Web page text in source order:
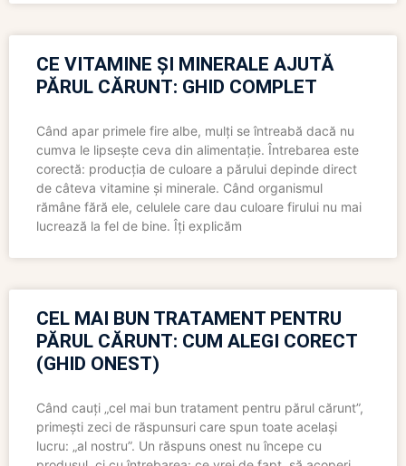
CE VITAMINE ȘI MINERALE AJUTĂ
PĂRUL CĂRUNT: GHID COMPLET
Când apar primele fire albe, mulți se întreabă dacă nu
cumva le lipsește ceva din alimentație. Întrebarea este
corectă: producția de culoare a părului depinde direct
de câteva vitamine și minerale. Când organismul
rămâne fără ele, celulele care dau culoare firului nu mai
lucrează la fel de bine. Îți explicăm
CEL MAI BUN TRATAMENT PENTRU
PĂRUL CĂRUNT: CUM ALEGI CORECT
(GHID ONEST)
Când cauți „cel mai bun tratament pentru părul cărunt”,
primești zeci de răspunsuri care spun toate același
lucru: „al nostru”. Un răspuns onest nu începe cu